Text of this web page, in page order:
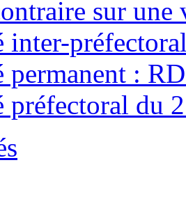
sur une
inter-
permanent :
préfectoral du